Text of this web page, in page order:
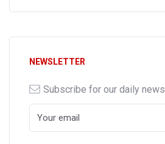
NEWSLETTER
Subscribe for our daily news